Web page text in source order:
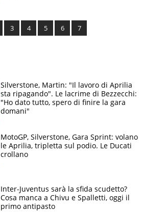
3 4 5 6 7
Silverstone, Martin: "Il lavoro di Aprilia
sta ripagando". Le lacrime di Bezzecchi:
"Ho dato tutto, spero di finire la gara
domani"
MotoGP, Silverstone, Gara Sprint: volano
le Aprilia, tripletta sul podio. Le Ducati
crollano
Inter-Juventus sarà la sfida scudetto?
Cosa manca a Chivu e Spalletti, oggi il
primo antipasto